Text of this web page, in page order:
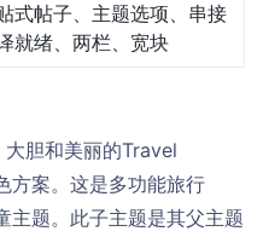
式帖子、主题选项、串接
就绪、两栏、宽块
胆和美丽的Travel
方案。这是多功能旅行
主题。此子主题是其父主题